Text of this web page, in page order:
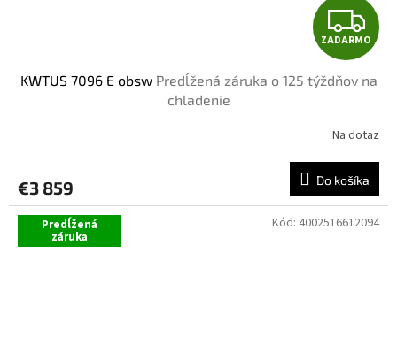
Z
A
D
A
R
M
ZADARMO
KWTUS 7096 E obsw Predĺžená záruka o 125 týždňov na
chladenie
Na dotaz
€3 859 Do košíka
Predĺžená
záruka
Kód: 4002516612094